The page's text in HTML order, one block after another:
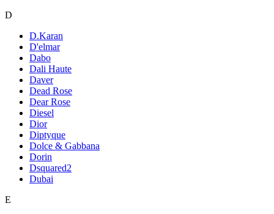
D
D.Karan
D'elmar
Dabo
Dali Haute
Daver
Dead Rose
Dear Rose
Diesel
Dior
Diptyque
Dolce & Gabbana
Dorin
Dsquared2
Dubai
E